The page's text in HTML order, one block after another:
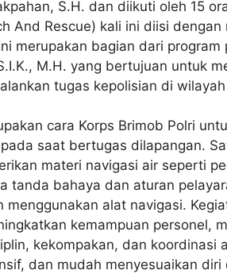
S.H. dan diikuti oleh 15
And Rescue) kali ini diisi
merupakan bagian dari
M.H. yang bertujuan untuk
tugas kepolisian di
cara Korps Brimob Polri
saat bertugas dilapangan.
materi navigasi air seperti
tanda bahaya dan aturan
alat navigasi.
kemampuan personel,
kekompakan, dan
dan mudah menyesuaikan